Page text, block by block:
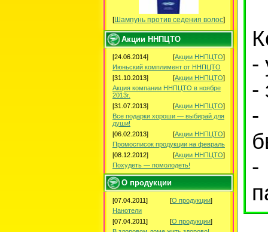
[Шампунь против седения волос]
Акции ННПЦТО
[24.06.2014] [Акции ННПЦТО]
Июньский комплимент от ННПЦТО
[31.10.2013]
[Акции ННПЦТО]
Акция компании ННПЦТО в ноябре
2013г.
[31.07.2013]
[Акции ННПЦТО]
Все подарки хороши — выбирай для
души!
[06.02.2013]
[Акции ННПЦТО]
Промосписок продукции на февраль
[08.12.2012]
[Акции ННПЦТО]
Похудеть — помолодеть!
О продукции
[07.04.2011] [О продукции]
Нанотели
[07.04.2011]
[О продукции]
-
-
-
-